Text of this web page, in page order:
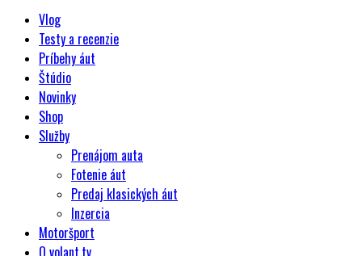
Vlog
Testy a recenzie
Príbehy áut
Štúdio
Novinky
Shop
Služby
Prenájom auta
Fotenie áut
Predaj klasických áut
Inzercia
Motoršport
O volant.tv